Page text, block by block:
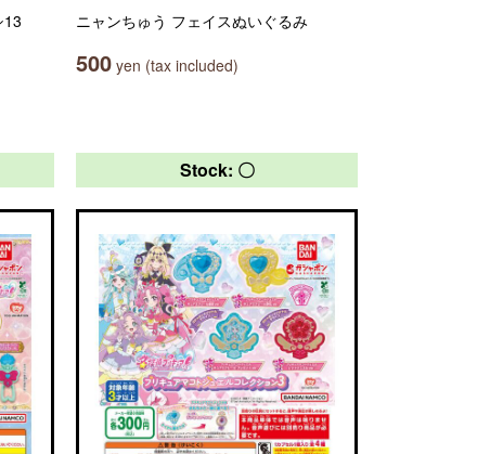
13 ニャンちゅう フェイスぬいぐるみ
500 yen (tax included)
Stock: 〇